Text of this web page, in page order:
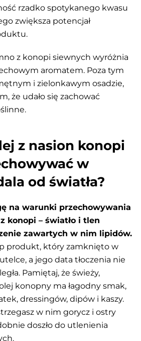
rzadko spotykanego kwasu
zwiększa potencjał
z konopi siewnych wyróżnia
aromatem. Poza tym
i zielonkawym osadzie,
że udało się zachować
z nasion konopi
w
od światła?
na warunki przechowywania
konopi – światło i tlen
zawartych w nim lipidów.
produkt, który zamknięto w
a jego data tłoczenia nie
Pamiętaj, że świeży,
konopny ma łagodny smak,
dressingów, dipów i kaszy.
w nim gorycz i ostry
doszło do utlenienia